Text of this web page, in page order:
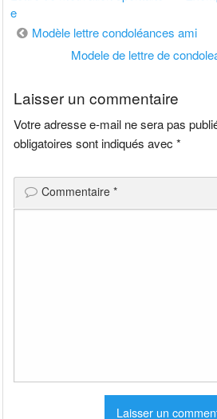
e
Navigation
Modèle lettre condoléances ami
Modele de lettre de
Laisser un commentaire
Votre adresse e-mail ne sera pas
obligatoires sont indiqués avec*
Commentaire*